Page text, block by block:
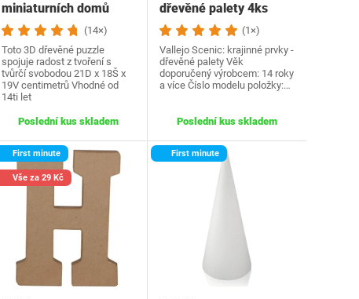
miniaturních domů
Cutebee
(14×)
Toto 3D dřevěné puzzle
spojuje radost z tvoření s
tvůrčí svobodou 21D x 18Š x
19V centimetrů Vhodné od
14ti let
Poslední kus skladem
dřevěné palety 4ks
(1×)
Vallejo Scenic: krajinné prvky -
dřevěné palety Věk
doporučený výrobcem‎: 14 roky
a více Číslo modelu položky‎:…
Poslední kus skladem
First minute
Vše za 29 Kč
First minute